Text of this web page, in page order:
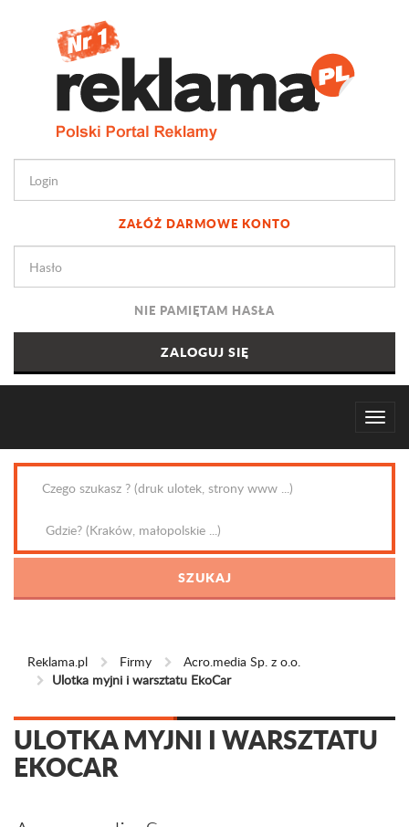
ZAŁÓŻ DARMOWE KONTO
NIE PAMIĘTAM HASŁA
Reklama.pl Firmy
Acro.media Sp. z o.o.
Ulotka myjni i warsztatu EkoCar
ULOTKA MYJNI I WARSZTATU
EKOCAR